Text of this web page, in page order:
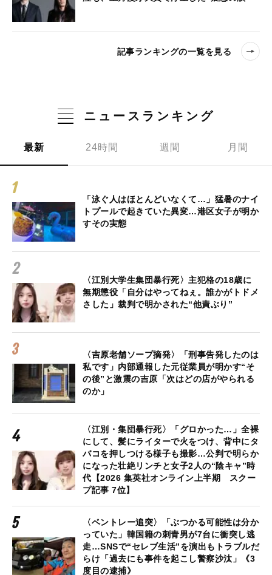
記事ランキングの一覧を見る
ニュースランキング
最新 24時間 週間 月間
「泳ぐ人はほとんどいなくて…」猛暑のナイ
トプールで起きていた異変…港区女子が明か
すその実態
〈江別大学生集団暴行死〉主犯格の18歳に
無期懲役「自分はやってねぇ。誰かがトドメ
さした」裁判で明かされた“他責ぶり”
〈吉原老舗ソープ摘発〉「刑事告発したのは
私です」内部通報した元従業員が明かす“そ
の後”と激震の吉原「次はどの店がやられる
のか」
〈江別・集団暴行死〉「グロかった…」全裸
にして、髪にライターで火をつけ、背中にタ
バコを押しつける様子も撮影…公判で明らか
になった壮絶リンチと女子2人の“陰キャ”時
代【2026 集英社オンライン上半期 スクー
プ記事 7位】
〈ベントレー追突〉「ぶつかる可能性は分か
っていた」韓国籍の刺青男が7台に衝突し逃
走…SNSで“セレブ生活”を演出もトラブルだ
らけ「過去にも事件を起こし警察沙汰」《3
度目の逮捕》